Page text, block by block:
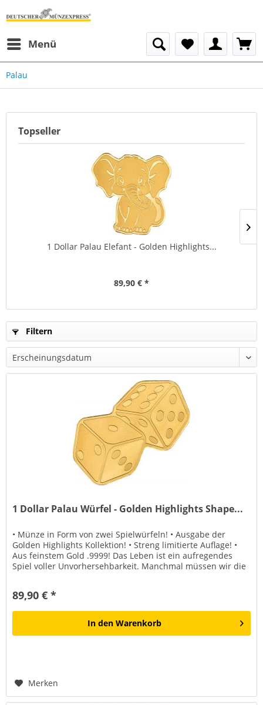
Menü
Palau
Topseller
1 Dollar Palau Elefant - Golden Highlights...
89,90 € *
Filtern
1 Dollar Palau Würfel - Golden Highlights Shape...
• Münze in Form von zwei Spielwürfeln! • Ausgabe der
Golden Highlights Kollektion! • Streng limitierte Auflage! •
Aus feinstem Gold .9999! Das Leben ist ein aufregendes
Spiel voller Unvorhersehbarkeit. Manchmal müssen wir die
89,90 € *
In den Warenkorb
Merken